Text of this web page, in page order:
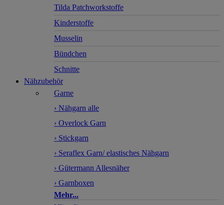
Tilda Patchworkstoffe
Kinderstoffe
Musselin
Bündchen
Schnitte
Nähzubehör
Garne
› Nähgarn alle
› Overlock Garn
› Stickgarn
› Seraflex Garn/ elastisches Nähgarn
› Gütermann Allesnäher
› Garnboxen
Mehr...